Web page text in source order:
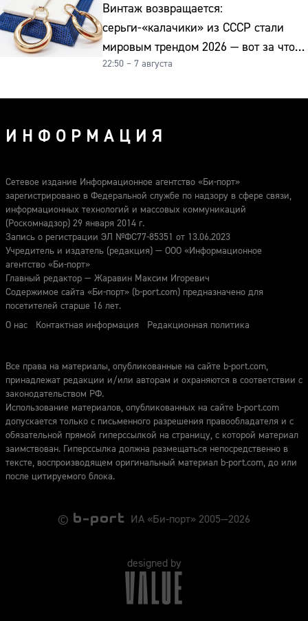
Винтаж возвращается:
серьги-«калачики» из СССР стали
мировым трендом 2026 — вот за что
их ценят ювелиры
22:50 – 7 августа
ИНФОРМАЦИЯ
Сетевое издание Информационное агентство «Би-порт»
зарегистрировано в Федеральной службе по надзору в сфере связи,
информационных технологий и массовых коммуникаций
(Роскомнадзор) 29 января 2014 г.
Запись о регистрации ЭЛ №ФС77-85351 от 13.06.2023
Учредитель и издатель (редакция) — ООО «Информационное
агентство «Би-порт»
Главный редактор — Жаравин Максим Игоревич
Содержимое сайта «Би-порт» (b-port.com) предназначено для
посетителей старше 16 лет.
О нас
Контактная информация Редакционная политика
Все права на материалы, опубликованные на сайте b-port.com,
принадлежат редакции и/или авторам и охраняются в соответствии с
законодательством РФ.
Использование материалов, опубликованных на сайте b-port.com
допускается только с письменного разрешения правообладателя и с
обязательной прямой гиперссылкой на страницу, с которой материал
заимствован. Гиперссылка должна размещаться непосредственно в
тексте, воспроизводящем оригинальный материал b-port.com, до или
после цитируемого блока.
© ИА «Би-порт» 2005—2026
designed by